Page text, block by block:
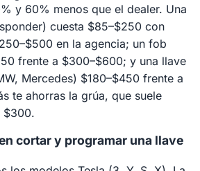
y 60% menos que el dealer. Una
cuesta $85–$250 con
en la agencia; un fob
frente a $300–$600; y una llave
Mercedes) $180–$450 frente a
te ahorras la grúa, que suele
$300.
cortar y programar una llave